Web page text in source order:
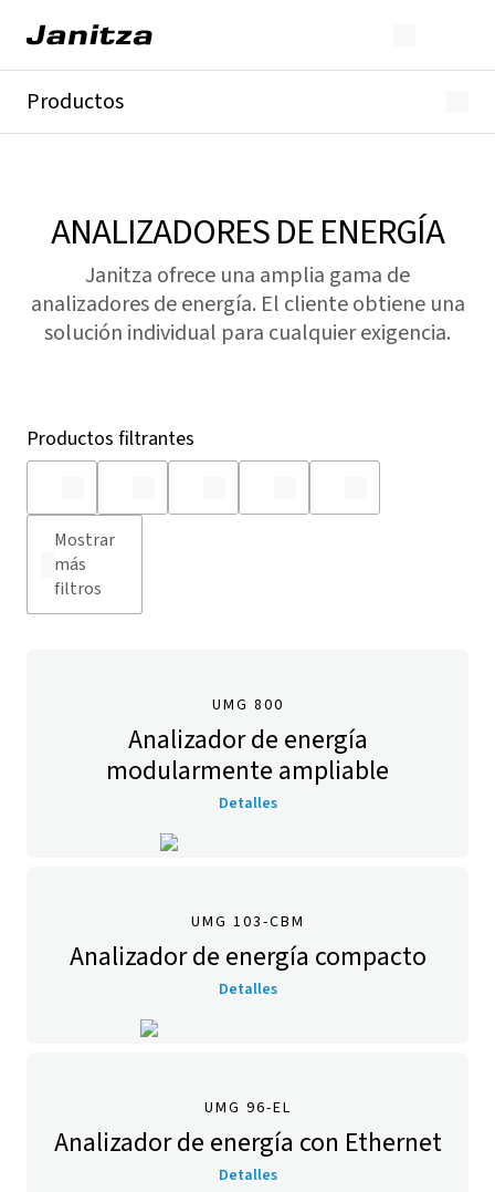
Productos
Analizadores de calidad de red
Corriente residual
Módulos
Todos
ANALIZADORES DE ENERGÍA
Janitza ofrece una amplia gama de
analizadores de energía. El cliente obtiene una
solución individual para cualquier exigencia.
Productos filtrantes
Mostrar
más
filtros
UMG 800
Analizador de energía
modularmente ampliable
Detalles
UMG 103-CBM
Analizador de energía compacto
Detalles
UMG 96-EL
Analizador de energía con Ethernet
Detalles